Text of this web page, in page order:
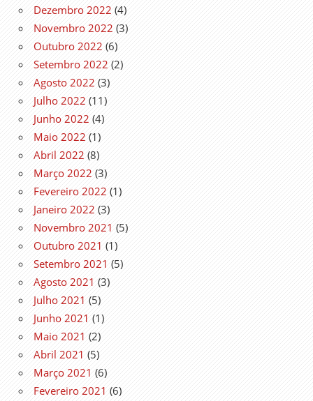
Dezembro 2022 (4)
Novembro 2022 (3)
Outubro 2022 (6)
Setembro 2022 (2)
Agosto 2022 (3)
Julho 2022 (11)
Junho 2022 (4)
Maio 2022 (1)
Abril 2022 (8)
Março 2022 (3)
Fevereiro 2022 (1)
Janeiro 2022 (3)
Novembro 2021 (5)
Outubro 2021 (1)
Setembro 2021 (5)
Agosto 2021 (3)
Julho 2021 (5)
Junho 2021 (1)
Maio 2021 (2)
Abril 2021 (5)
Março 2021 (6)
Fevereiro 2021 (6)